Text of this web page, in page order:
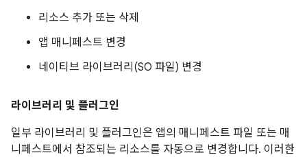
리소스 추가 또는 삭제
앱 매니페스트 변경
네이티브 라이브러리(SO 파일) 변경
라이브러리 및 플러그인
일부 라이브러리 및 플러그인은 앱의 매니페스트 파일 또는 매
니페스트에서 참조되는 리소스를 자동으로 변경합니다. 이러한